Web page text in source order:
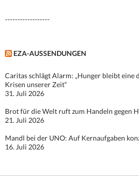
------------------
EZA-AUSSENDUNGEN
Caritas schlägt Alarm: „Hunger bleibt eine
Krisen unserer Zeit“
31. Juli 2026
Brot für die Welt ruft zum Handeln gegen
21. Juli 2026
Mandl bei der UNO: Auf Kernaufgaben
16. Juli 2026